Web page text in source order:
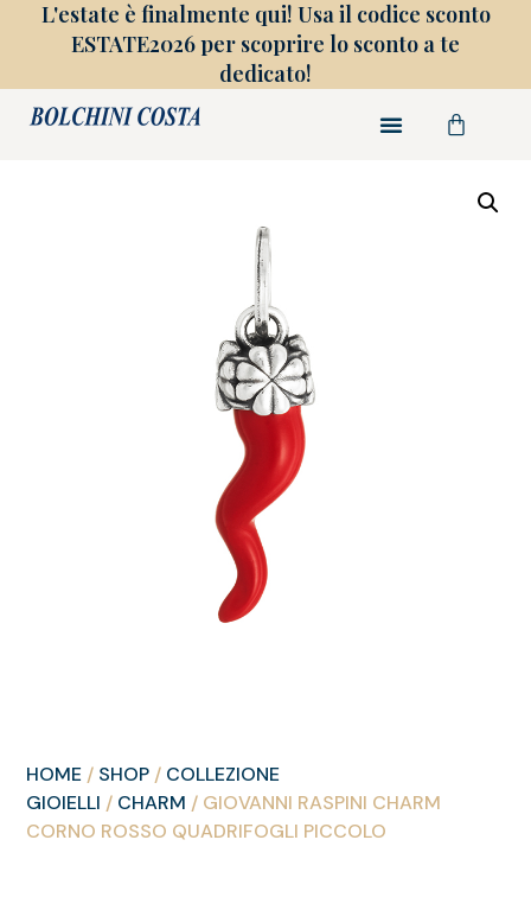
L'estate è finalmente qui! Usa il codice sconto
ESTATE2026 per scoprire lo sconto a te
dedicato!
HOME / SHOP / COLLEZIONE
GIOIELLI / CHARM / GIOVANNI RASPINI CHARM
CORNO ROSSO QUADRIFOGLI PICCOLO